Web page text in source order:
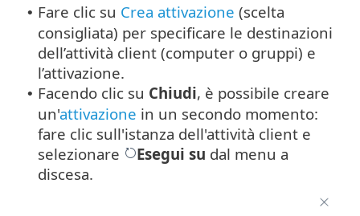
• Fare clic su Crea attivazione (scelta
consigliata) per specificare le destinazioni
dell’attività client (computer o gruppi) e
l’attivazione.
• Facendo clic su Chiudi, è possibile creare
un'attivazione in un secondo momento:
fare clic sull'istanza dell'attività client e
selezionare
Esegui su dal menu a
discesa.